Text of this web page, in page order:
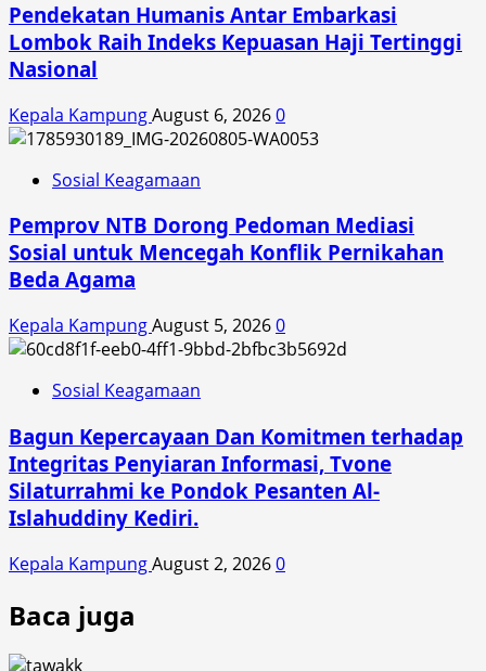
Pendekatan Humanis Antar Embarkasi
Lombok Raih Indeks Kepuasan Haji Tertinggi
Nasional
Kepala KampungAugust 6, 20260
Sosial Keagamaan
Pemprov NTB Dorong Pedoman Mediasi
Sosial untuk Mencegah Konflik Pernikahan
Beda Agama
Kepala KampungAugust 5, 20260
Sosial Keagamaan
Bagun Kepercayaan Dan Komitmen terhadap
Integritas Penyiaran Informasi, Tvone
Silaturrahmi ke Pondok Pesanten Al-
Islahuddiny Kediri.
Kepala KampungAugust 2, 20260
Baca juga